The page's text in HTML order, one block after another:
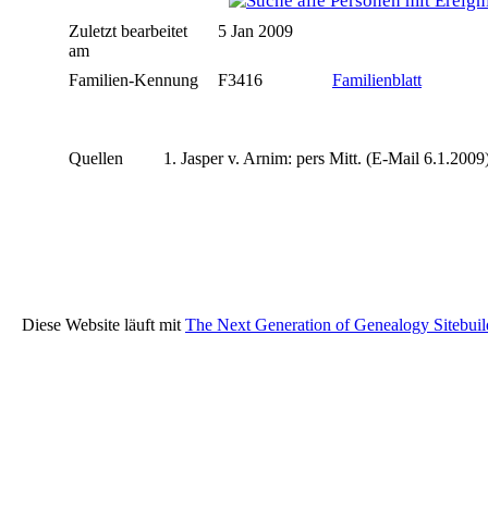
Zuletzt bearbeitet
am
5 Jan 2009
Familien-Kennung F3416 Familienblatt
Quellen Jasper v. Arnim: pers Mitt. (E-Mail
Diese Website läuft mit The Next Generation of Genealogy